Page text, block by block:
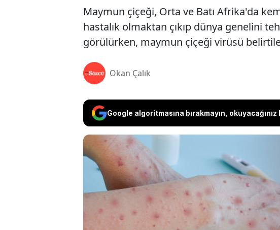
Maymun çiçeği, Orta ve Batı Afrika'da
hastalık olmaktan çıkıp dünya genelini
görülürken, maymun çiçeği virüsü
Okan Çalık
Google algoritmasına bırakmayın,
Maymun çiçeği, Orta ve Batı
enfekte olmuş bireylerden